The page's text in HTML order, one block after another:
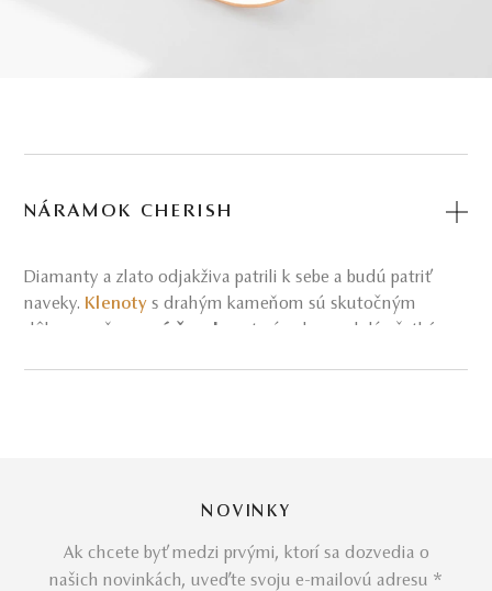
NÁRAMOK CHERISH
Diamanty a zlato odjakživa patrili k sebe a budú patriť
naveky. Klenoty s drahým kameňom sú skutočným
dôkazom, že
pravý šperk
pretrvá veky a odolá všetkým
všetky chvíle, ktoré chcete, aby trvali večne.
nekonečnosti ozdobený drobným čírym diamantom
dominuje jemnému náramku z bieleho zlata.
NOVINKY
Ak chcete byť medzi prvými, ktorí sa dozvedia o
našich novinkách, uveďte svoju e-mailovú adresu *